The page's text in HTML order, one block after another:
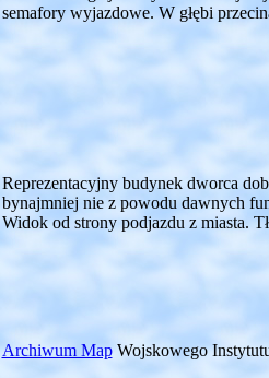
semafory wyjazdowe. W głębi
Reprezentacyjny budynek dworca
bynajmniej nie z powodu dawnych
Widok od strony podjazdu z miasta.
Archiwum MapWojskowego